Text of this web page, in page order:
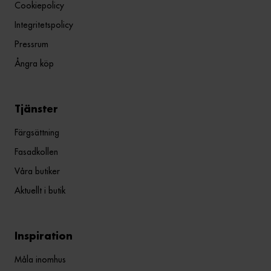
Cookiepolicy
Integritetspolicy
Pressrum
Ångra köp
Tjänster
Färgsättning
Fasadkollen
Våra butiker
Aktuellt i butik
Inspiration
Måla inomhus